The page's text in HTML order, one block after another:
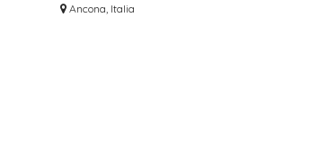
Ancona, Italia